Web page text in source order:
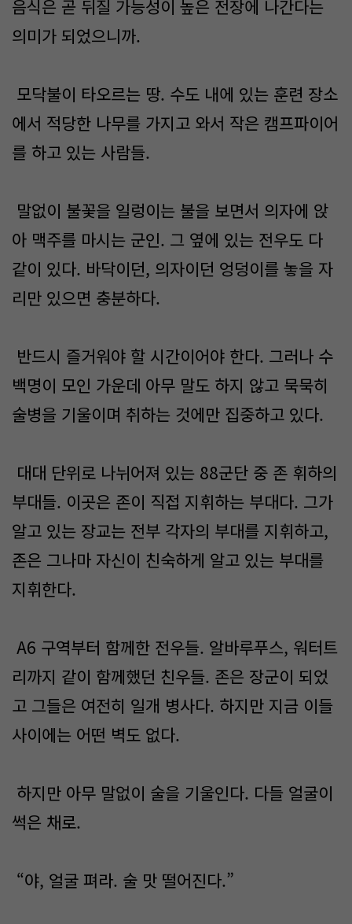
음식은 곧 뒤질 가능성이 높은 전장에 나간다는
의미가 되었으니까.
모닥불이 타오르는 땅. 수도 내에 있는 훈련 장소
에서 적당한 나무를 가지고 와서 작은 캠프파이어
를 하고 있는 사람들.
말없이 불꽃을 일렁이는 불을 보면서 의자에 앉
아 맥주를 마시는 군인. 그 옆에 있는 전우도 다
같이 있다. 바닥이던, 의자이던 엉덩이를 놓을 자
리만 있으면 충분하다.
반드시 즐거워야 할 시간이어야 한다. 그러나 수
백명이 모인 가운데 아무 말도 하지 않고 묵묵히
술병을 기울이며 취하는 것에만 집중하고 있다.
대대 단위로 나뉘어져 있는 88군단 중 존 휘하의
부대들. 이곳은 존이 직접 지휘하는 부대다. 그가
알고 있는 장교는 전부 각자의 부대를 지휘하고,
존은 그나마 자신이 친숙하게 알고 있는 부대를
지휘한다.
A6 구역부터 함께한 전우들. 알바루푸스, 워터트
리까지 같이 함께했던 친우들. 존은 장군이 되었
고 그들은 여전히 일개 병사다. 하지만 지금 이들
사이에는 어떤 벽도 없다.
하지만 아무 말없이 술을 기울인다. 다들 얼굴이
썩은 채로.
“야, 얼굴 펴라. 술 맛 떨어진다.”